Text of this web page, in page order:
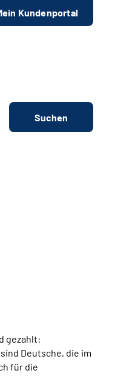
Kundenportal
Suchen
gezahlt:
Deutsche, die im
für die